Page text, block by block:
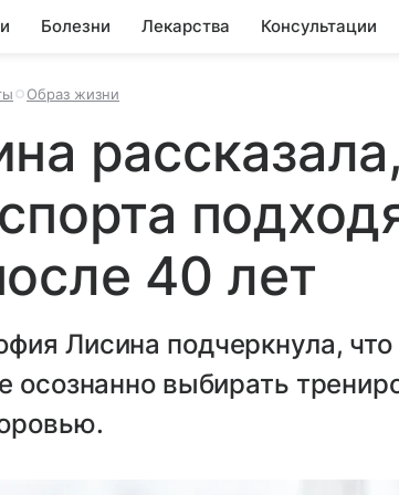
Болезни Лекарства Консультации
Образ жизни
рассказала,
40 лет
Лисина подчеркнула,
осознанно выбирать